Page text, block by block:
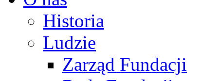
Historia
Ludzie
Zarząd Fundacji